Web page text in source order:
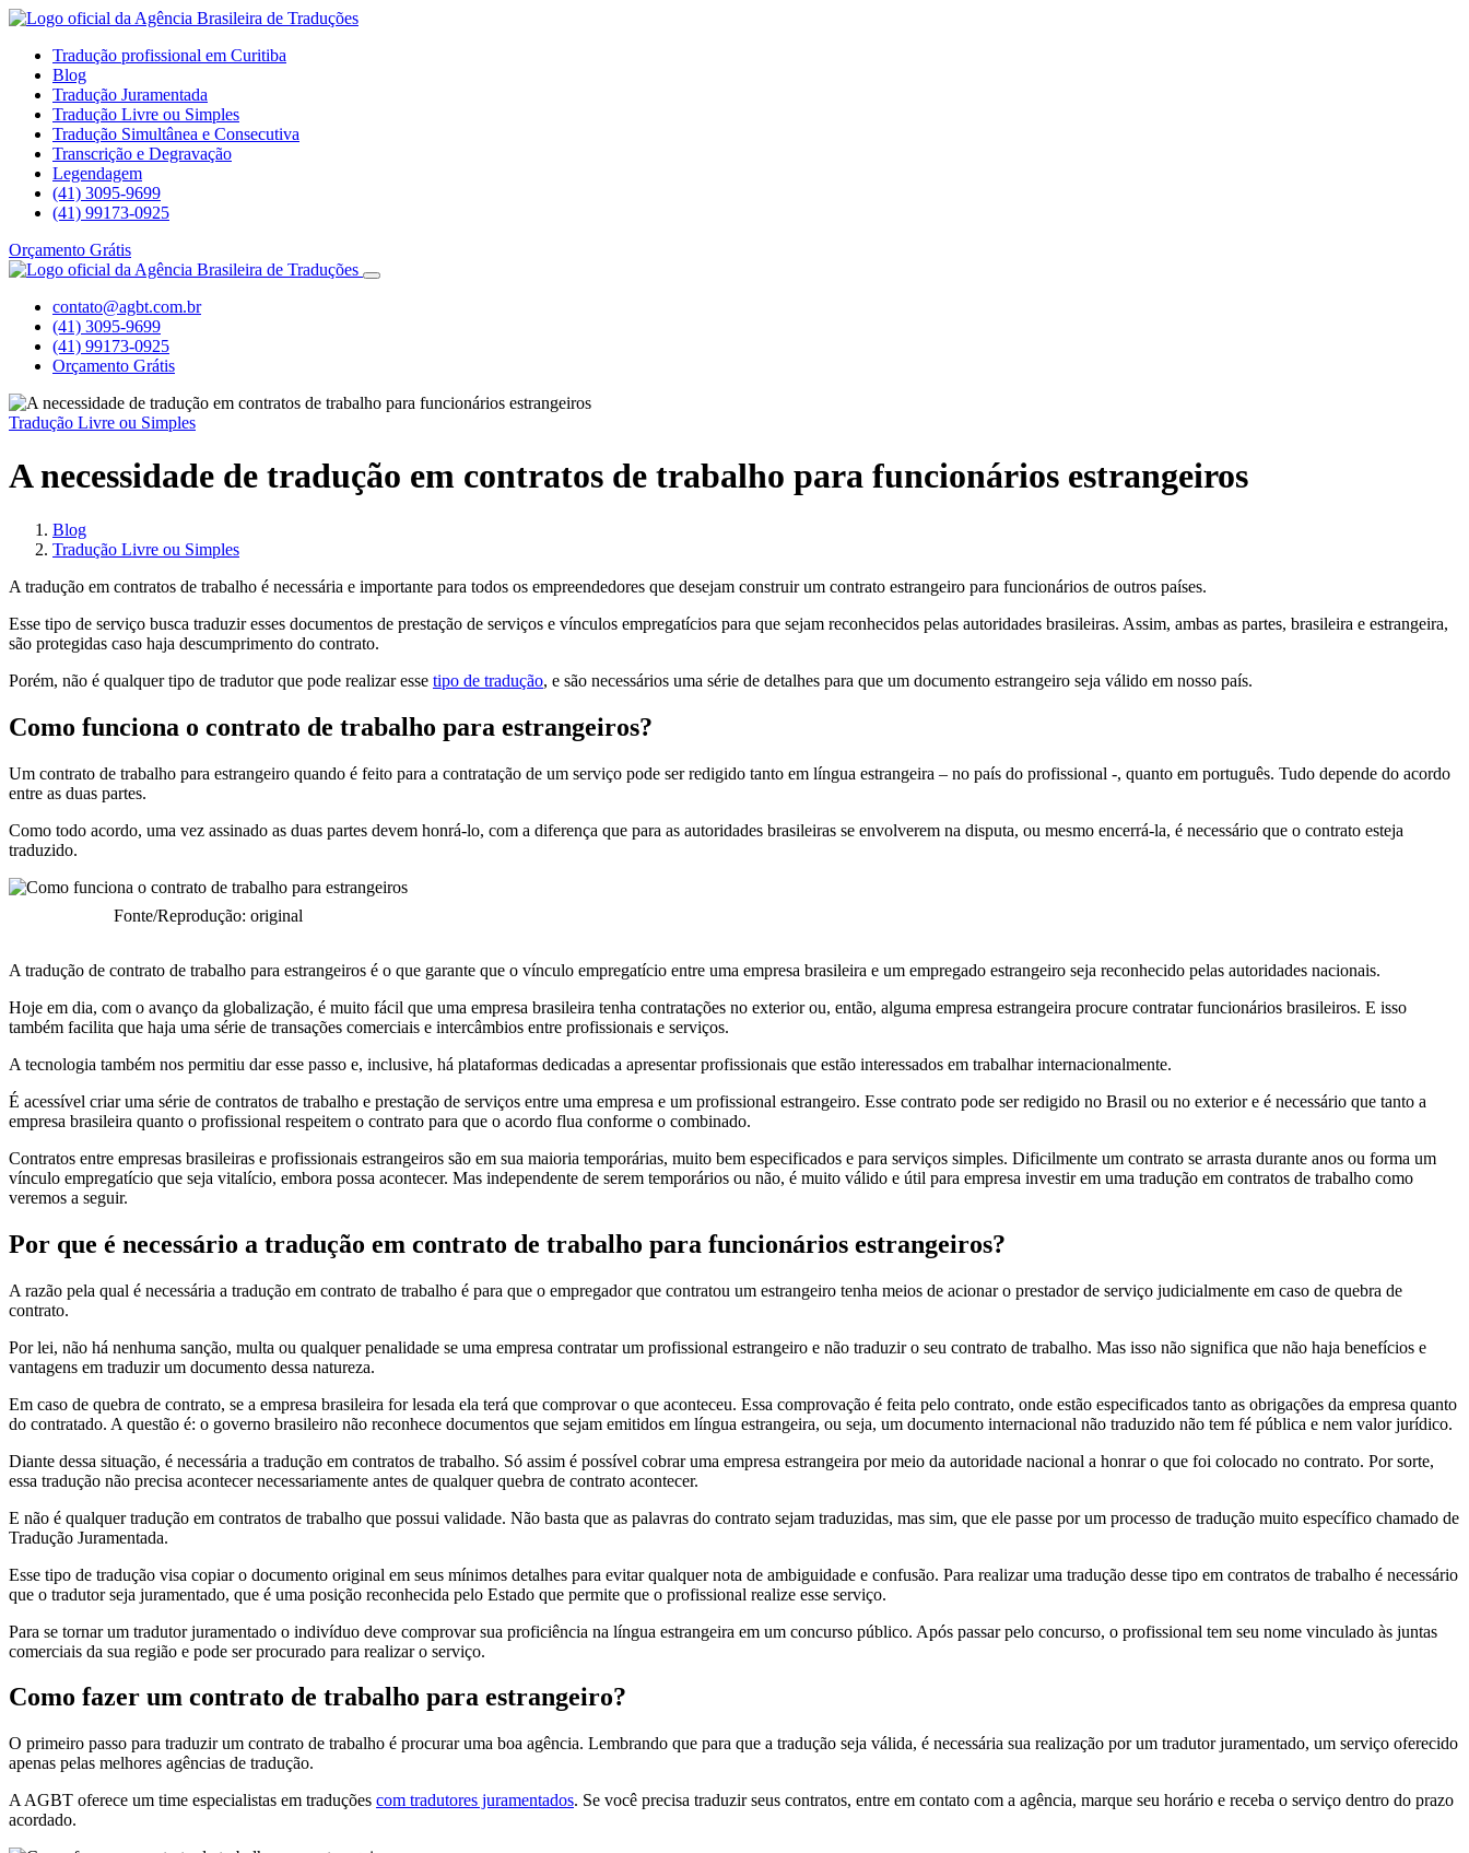
Tradução profissional em Curitiba
Blog
Tradução Juramentada
Tradução Livre ou Simples
Tradução Simultânea e Consecutiva
Transcrição e Degravação
Legendagem
(41) 3095-9699
(41) 99173-0925
Orçamento Grátis
contato@agbt.com.br
(41) 3095-9699
(41) 99173-0925
Orçamento Grátis
Tradução Livre ou Simples
A necessidade de tradução em contratos de trabalho para funcionários estrangeiros
Blog
Tradução Livre ou Simples
A tradução em contratos de trabalho é necessária e importante para todos os empreendedores que desejam construir um contrato estrangeiro para funcionários de outros países.
Esse tipo de serviço busca traduzir esses documentos de prestação de serviços e vínculos empregatícios para que sejam reconhecidos pelas autoridades brasileiras. Assim, ambas as partes, brasileira e estrangeira,
são protegidas caso haja descumprimento do contrato.
Porém, não é qualquer tipo de tradutor que pode realizar esse tipo de tradução, e são necessários uma série de detalhes para que um documento estrangeiro seja válido em nosso país.
Como funciona o contrato de trabalho para estrangeiros?
Um contrato de trabalho para estrangeiro quando é feito para a contratação de um serviço pode ser redigido tanto em língua estrangeira – no país do profissional -, quanto em português. Tudo depende do acordo
entre as duas partes.
Como todo acordo, uma vez assinado as duas partes devem honrá-lo, com a diferença que para as autoridades brasileiras se envolverem na disputa, ou mesmo encerrá-la, é necessário que o contrato esteja
traduzido.
Fonte/Reprodução: original
A tradução de contrato de trabalho para estrangeiros é o que garante que o vínculo empregatício entre uma empresa brasileira e um empregado estrangeiro seja reconhecido pelas autoridades nacionais.
Hoje em dia, com o avanço da globalização, é muito fácil que uma empresa brasileira tenha contratações no exterior ou, então, alguma empresa estrangeira procure contratar funcionários brasileiros. E isso
também facilita que haja uma série de transações comerciais e intercâmbios entre profissionais e serviços.
A tecnologia também nos permitiu dar esse passo e, inclusive, há plataformas dedicadas a apresentar profissionais que estão interessados em trabalhar internacionalmente.
É acessível criar uma série de contratos de trabalho e prestação de serviços entre uma empresa e um profissional estrangeiro. Esse contrato pode ser redigido no Brasil ou no exterior e é necessário que tanto a
empresa brasileira quanto o profissional respeitem o contrato para que o acordo flua conforme o combinado.
Contratos entre empresas brasileiras e profissionais estrangeiros são em sua maioria temporárias, muito bem especificados e para serviços simples. Dificilmente um contrato se arrasta durante anos ou forma um
vínculo empregatício que seja vitalício, embora possa acontecer. Mas independente de serem temporários ou não, é muito válido e útil para empresa investir em uma tradução em contratos de trabalho como
veremos a seguir.
Por que é necessário a tradução em contrato de trabalho para funcionários estrangeiros?
A razão pela qual é necessária a tradução em contrato de trabalho é para que o empregador que contratou um estrangeiro tenha meios de acionar o prestador de serviço judicialmente em caso de quebra de
contrato.
Por lei, não há nenhuma sanção, multa ou qualquer penalidade se uma empresa contratar um profissional estrangeiro e não traduzir o seu contrato de trabalho. Mas isso não significa que não haja benefícios e
vantagens em traduzir um documento dessa natureza.
Em caso de quebra de contrato, se a empresa brasileira for lesada ela terá que comprovar o que aconteceu. Essa comprovação é feita pelo contrato, onde estão especificados tanto as obrigações da empresa quanto
do contratado. A questão é: o governo brasileiro não reconhece documentos que sejam emitidos em língua estrangeira, ou seja, um documento internacional não traduzido não tem fé pública e nem valor jurídico.
Diante dessa situação, é necessária a tradução em contratos de trabalho. Só assim é possível cobrar uma empresa estrangeira por meio da autoridade nacional a honrar o que foi colocado no contrato. Por sorte,
essa tradução não precisa acontecer necessariamente antes de qualquer quebra de contrato acontecer.
E não é qualquer tradução em contratos de trabalho que possui validade. Não basta que as palavras do contrato sejam traduzidas, mas sim, que ele passe por um processo de tradução muito específico chamado de
Tradução Juramentada.
Esse tipo de tradução visa copiar o documento original em seus mínimos detalhes para evitar qualquer nota de ambiguidade e confusão. Para realizar uma tradução desse tipo em contratos de trabalho é necessário
que o tradutor seja juramentado, que é uma posição reconhecida pelo Estado que permite que o profissional realize esse serviço.
Para se tornar um tradutor juramentado o indivíduo deve comprovar sua proficiência na língua estrangeira em um concurso público. Após passar pelo concurso, o profissional tem seu nome vinculado às juntas
comerciais da sua região e pode ser procurado para realizar o serviço.
Como fazer um contrato de trabalho para estrangeiro?
O primeiro passo para traduzir um contrato de trabalho é procurar uma boa agência. Lembrando que para que a tradução seja válida, é necessária sua realização por um tradutor juramentado, um serviço oferecido
apenas pelas melhores agências de tradução.
A AGBT oferece um time especialistas em traduções com tradutores juramentados. Se você precisa traduzir seus contratos, entre em contato com a agência, marque seu horário e receba o serviço dentro do prazo
acordado.